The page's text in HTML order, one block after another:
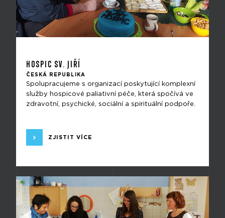
HOSPIC SV. JIŘÍ
ČESKÁ REPUBLIKA
Spolupracujeme s organizací poskytující komplexní
služby hospicové paliativní péče, která spočívá ve
zdravotní, psychické, sociální a spirituální podpoře.
ZJISTIT VÍCE